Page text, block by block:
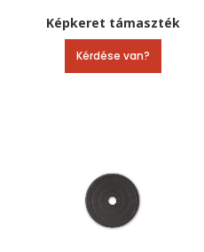
Képkeret támaszték
Kérdése van?